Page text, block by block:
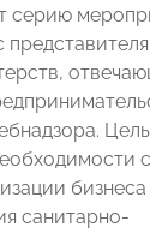
серию
санитарно-